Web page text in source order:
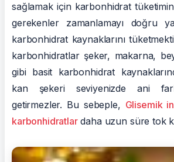
sağlamak için karbonhidrat
gerekenler zamanlamayı doğru
karbonhidrat kaynaklarını
karbonhidratlar şeker, makarna,
gibi basit karbonhidrat
kan şekeri seviyenizde ani
getirmezler. Bu sebeple, Glisemik
karbonhidratlardaha uzun süre tok